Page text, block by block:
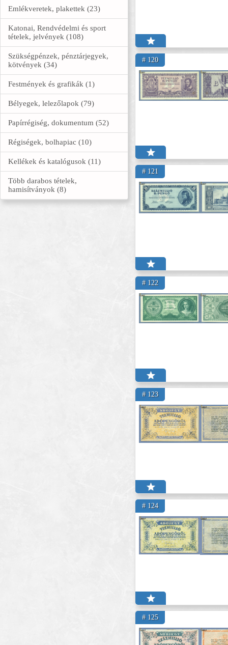
Emlékveretek, plakettek (23)
Katonai, Rendvédelmi és sport
tételek, jelvények (108)
Szükségpénzek, pénztárjegyek,
kötvények (34)
Festmények és grafikák (1)
Bélyegek, lelezőlapok (79)
Papírrégiség, dokumentum (52)
Régiségek, bolhapiac (10)
Kellékek és katalógusok (11)
Több darabos tételek,
hamisítványok (8)
# 120
# 121
# 122
# 123
# 124
# 125